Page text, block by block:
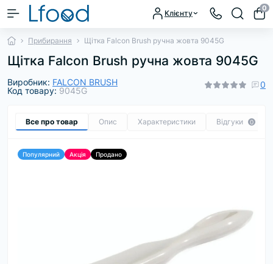
Клієнту
0
Прибирання Щітка Falcon Brush ручна жовта 9045G
Щітка Falcon Brush ручна жовта 9045G
Виробник: FALCON BRUSH
Код товару: 9045G
0
Все про товар Опис Характеристики Відгуки 0
Популярний Акція Продано